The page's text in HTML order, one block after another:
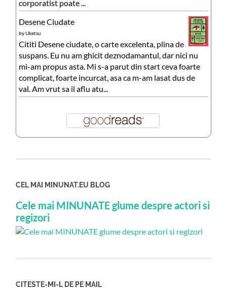
corporatist poate ...
Desene Ciudate
byUketsu
Cititi Desene ciudate, o carte excelenta, plina de
suspans. Eu nu am ghicit deznodamantul, dar nici nu
mi-am propus asta. Mi s-a parut din start ceva foarte
complicat, foarte incurcat, asa ca m-am lasat dus de
val. Am vrut sa il aflu atu...
CEL MAI MINUNAT.EU BLOG
Cele mai MINUNATE glume despre actori si
regizori
CITESTE-MI-L DE PE MAIL